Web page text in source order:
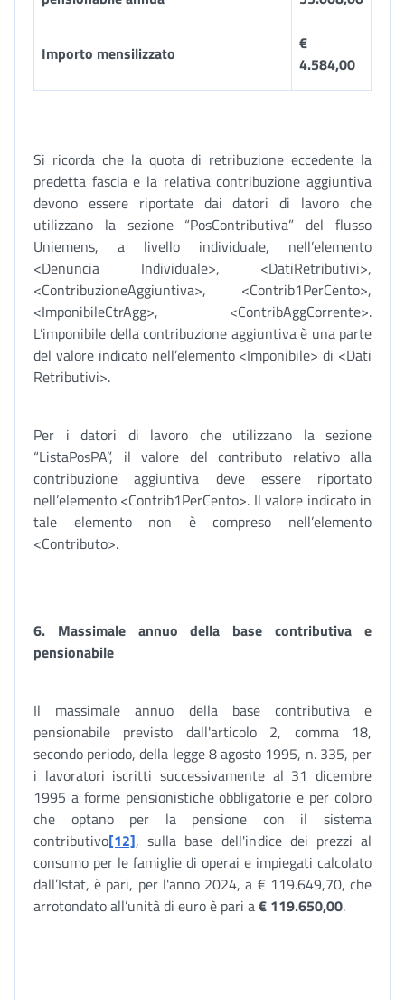
Importo mensilizzato
€
4.584,00
Si ricorda che la quota di retribuzione eccedente la
predetta fascia e la relativa contribuzione aggiuntiva
devono essere riportate dai datori di lavoro che
utilizzano la sezione “PosContributiva” del flusso
Uniemens, a livello individuale, nell’elemento
<Denuncia Individuale>, <DatiRetributivi>,
<ContribuzioneAggiuntiva>, <Contrib1PerCento>,
<ImponibileCtrAgg>, <ContribAggCorrente>.
L’imponibile della contribuzione aggiuntiva è una parte
del valore indicato nell’elemento <Imponibile> di <Dati
Retributivi>.
Per i datori di lavoro che utilizzano la sezione
“ListaPosPA”, il valore del contributo relativo alla
contribuzione aggiuntiva deve essere riportato
nell’elemento <Contrib1PerCento>. Il valore indicato in
tale elemento non è compreso nell’elemento
<Contributo>.
6. Massimale annuo della base contributiva e
pensionabile
Il massimale annuo della base contributiva e
pensionabile previsto dall'articolo 2, comma 18,
secondo periodo, della legge 8 agosto 1995, n. 335, per
i lavoratori iscritti successivamente al 31 dicembre
1995 a forme pensionistiche obbligatorie e per coloro
che optano per la pensione con il sistema
contributivo[12], sulla base dell'indice dei prezzi al
consumo per le famiglie di operai e impiegati calcolato
dall’Istat, è pari, per l'anno 2024, a € 119.649,70, che
arrotondato all’unità di euro è pari a€ 119.650,00.